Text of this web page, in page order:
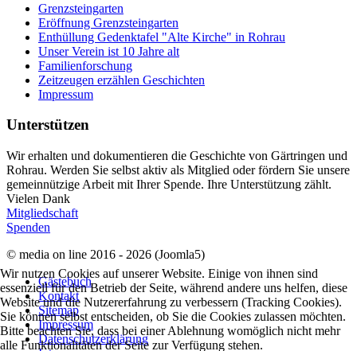
Grenzsteingarten
Eröffnung Grenzsteingarten
Enthüllung Gedenktafel "Alte Kirche" in Rohrau
Unser Verein ist 10 Jahre alt
Familienforschung
Zeitzeugen erzählen Geschichten
Impressum
Unterstützen
Wir erhalten und dokumentieren die Geschichte von Gärtringen und
Rohrau. Werden Sie selbst aktiv als Mitglied oder fördern Sie unsere
gemeinnützige Arbeit mit Ihrer Spende. Ihre Unterstützung zählt.
Vielen Dank
Mitgliedschaft
Spenden
© media on line 2016 - 2026 (Joomla5)
Gästebuch
Kontakt
Sitemap
Impressum
Datenschutzerklärung
Wir nutzen Cookies auf unserer Website. Einige von ihnen sind
essenziell für den Betrieb der Seite, während andere uns helfen, diese
Website und die Nutzererfahrung zu verbessern (Tracking Cookies).
Sie können selbst entscheiden, ob Sie die Cookies zulassen möchten.
Bitte beachten Sie, dass bei einer Ablehnung womöglich nicht mehr
alle Funktionalitäten der Seite zur Verfügung stehen.